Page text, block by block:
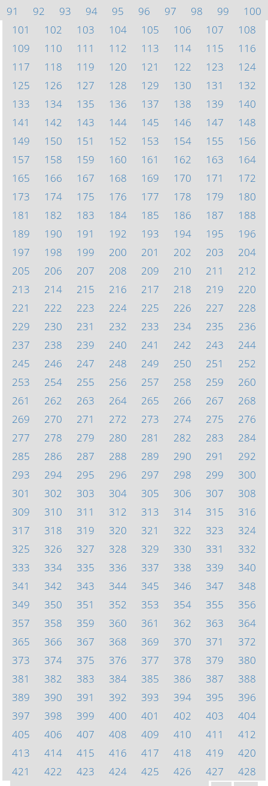
91
92 93 94 95 96 97 98 99
100
101
102 103 104 105 106 107
108
109
110 111 112 113 114 115
116
117
118 119 120 121 122 123
124
125
126 127 128 129 130 131
132
133
134 135 136 137 138 139
140
141
142 143 144 145 146 147
148
149
150 151 152 153 154 155
156
157
158 159 160 161 162 163
164
165
166 167 168 169 170 171
172
173
174 175 176 177 178 179
180
181
182 183 184 185 186 187
188
189
190 191 192 193 194 195
196
197
198 199 200 201 202 203
204
205
206 207 208 209 210 211
212
213
214 215 216 217 218 219
220
221
222 223 224 225 226 227
228
229
230 231 232 233 234 235
236
237
238 239 240 241 242 243
244
245
246 247 248 249 250 251
252
253
254 255 256 257 258 259
260
261
262 263 264 265 266 267
268
269
270 271 272 273 274 275
276
277
278 279 280 281 282 283
284
285
286 287 288 289 290 291
292
293
294 295 296 297 298 299
300
301
302 303 304 305 306 307
308
309
310 311 312 313 314 315
316
317
318 319 320 321 322 323
324
325
326 327 328 329 330 331
332
333
334 335 336 337 338 339
340
341
342 343 344 345 346 347
348
349
350 351 352 353 354 355
356
357
358 359 360 361 362 363
364
365
366 367 368 369 370 371
372
373
374 375 376 377 378 379
380
381
382 383 384 385 386 387
388
389
390 391 392 393 394 395
396
397
398 399 400 401 402 403
404
405
406 407 408 409 410 411
412
413
414 415 416 417 418 419
420
421
422 423 424 425 426 427
428